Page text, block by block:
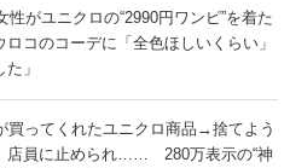
性がユニクロの“2990円ワンピ”を着た
のコーデに「全色ほしいくらい」
」
買ってくれたユニクロ商品→捨てよう
店員に止められ…… 280万表示の“神